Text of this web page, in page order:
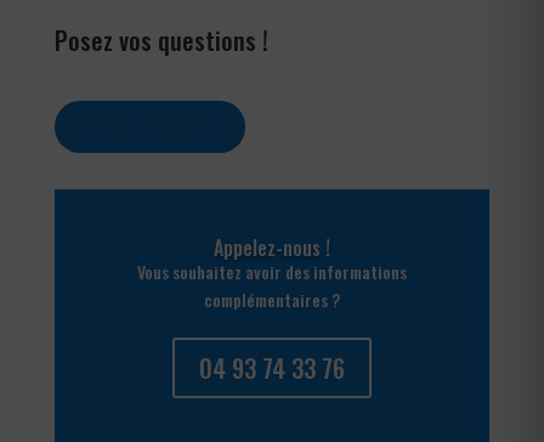
Posez vos questions !
Appelez-nous !
Vous souhaitez avoir des informations
complémentaires ?
04 93 74 33 76